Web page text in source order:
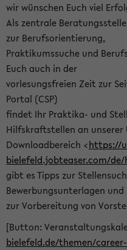
wir wünschen Euch viel
Als zentrale
zur Berufsorientierung,
Praktikumssuche und
Euch auch in der
vorlesungsfreien Zeit zur
Portal (CSP)
findet Ihr Praktika- und
Hilfskraftstellen an
Downloadbereich <https://
bielefeld.jobteaser.com/
gibt es Tipps zur
Bewerbungsunterlagen und
zur Vorbereitung von
[Button:
bielefeld.de/themen/